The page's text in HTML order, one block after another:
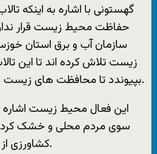
گهستونی با اشاره به اینکه
حفاظت محیط زیست قرار
سازمان آب و برق استان
زیست تلاش کرده اند تا این
بپیوندد تا محافظت های زیست محیطی لازم در مورد آن صورت گیرد.
این فعال محیط زیست اشاره
سوی مردم محلی و خشک
کشاورزی از جمله مهمترین مشکل بام دژ است.